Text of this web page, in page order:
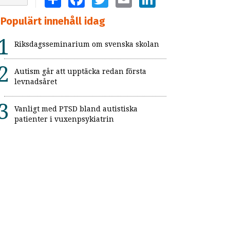
Populärt innehåll idag
Riksdagsseminarium om svenska skolan
Autism går att upptäcka redan första
levnadsåret
Vanligt med PTSD bland autistiska
patienter i vuxenpsykiatrin